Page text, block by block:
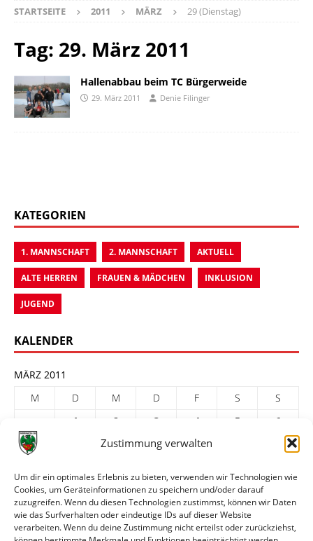
Zustimmung verwalten
Um dir ein optimales Erlebnis zu bieten, verwenden wir Technologien wie
Cookies, um Geräteinformationen zu speichern und/oder darauf
zuzugreifen. Wenn du diesen Technologien zustimmst, können wir Daten
wie das Surfverhalten oder eindeutige IDs auf dieser Website
verarbeiten. Wenn du deine Zustimmung nicht erteilst oder zurückziehst,
STARTSEITE 2011 MÄRZ 29 (Dienstag)
Tag: 29. März 2011
Hallenabbau beim TC Bürgerweide
29. März 2011 Denie Filinger
KATEGORIEN
1. MANNSCHAFT 2. MANNSCHAFT AKTUELL
ALTE HERREN FRAUEN & MÄDCHEN INKLUSION
JUGEND
KALENDER
MÄRZ 2011
M
D M D F S
S
1
2 3 4 5
6
7
9 10 11
21
22 23 24 25 26
28
29 30
31
« Feb.
Apr. »